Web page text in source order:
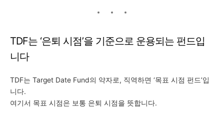
TDF는 ‘은퇴 시점’을 기준으로 운용되는 펀드입
니다
TDF는 Target Date Fund의 약자로, 직역하면 ‘목표 시점 펀드’입
니다.
여기서 목표 시점은 보통 은퇴 시점을 뜻합니다.